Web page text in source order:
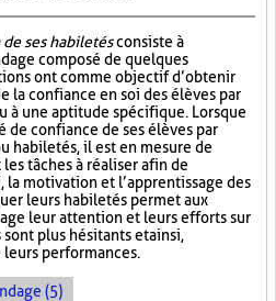
ses habiletésconsiste à
composé de quelques
ont comme objectif d’obtenir
la confiance en soi des élèves par
à une aptitude spécifique. Lorsque
de confiance de ses élèves par
habiletés, il est en mesure de
tâches à réaliser afin de
motivation et l’apprentissage des
leurs habiletés permet aux
leur attention et leurs efforts sur
plus hésitants et ainsi,
leurs performances.
(5)